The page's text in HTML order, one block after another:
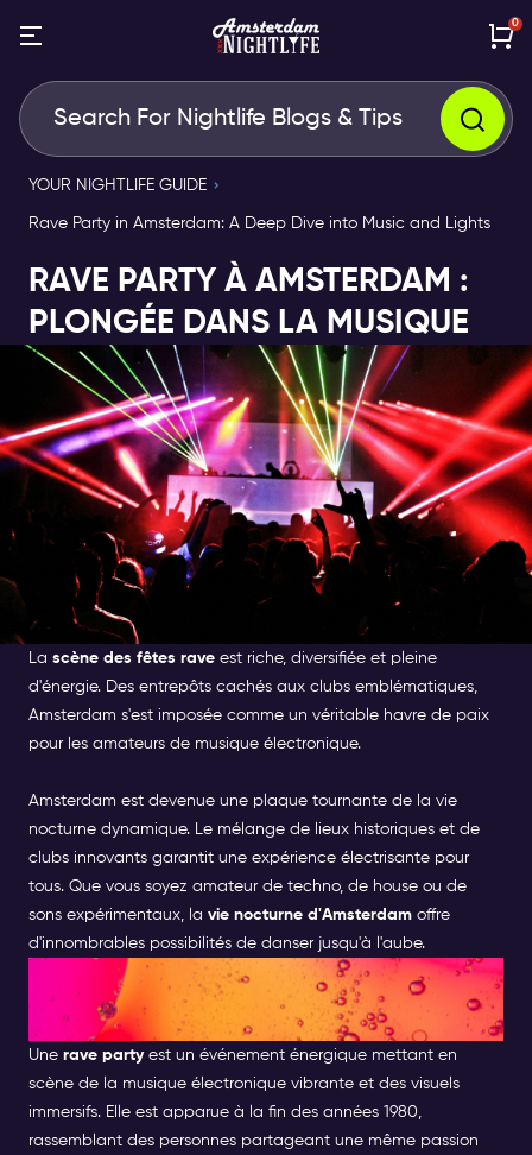
0
YOUR NIGHTLIFE GUIDE
Rave Party in Amsterdam: A Deep Dive into Music and Lights
RAVE PARTY À AMSTERDAM :
PLONGÉE DANS LA MUSIQUE
La scène des fêtes rave est riche, diversifiée et pleine
d'énergie. Des entrepôts cachés aux clubs emblématiques,
Amsterdam s'est imposée comme un véritable havre de paix
pour les amateurs de musique électronique.
Amsterdam est devenue une plaque tournante de la vie
nocturne dynamique. Le mélange de lieux historiques et de
clubs innovants garantit une expérience électrisante pour
tous. Que vous soyez amateur de techno, de house ou de
sons expérimentaux, la vie nocturne d'Amsterdam offre
d'innombrables possibilités de danser jusqu'à l'aube.
QU'EST-CE QU'UNE RAVE
PARTY?
Une rave party est un événement énergique mettant en
scène de la musique électronique vibrante et des visuels
immersifs. Elle est apparue à la fin des années 1980,
rassemblant des personnes partageant une même passion